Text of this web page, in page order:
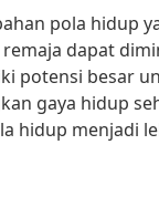
pola hidup
dapat
potensi besar
gaya hidup
hidup menjadi